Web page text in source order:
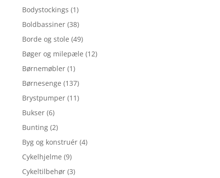
Bodystockings (1)
Boldbassiner (38)
Borde og stole (49)
Bøger og milepæle (12)
Børnemøbler (1)
Børnesenge (137)
Brystpumper (11)
Bukser (6)
Bunting (2)
Byg og konstruér (4)
Cykelhjelme (9)
Cykeltilbehør (3)